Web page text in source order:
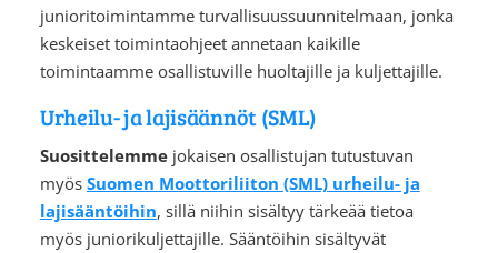
junioritoimintamme turvallisuussuunnitelmaan, jonka
keskeiset toimintaohjeet annetaan kaikille
toimintaamme osallistuville huoltajille ja kuljettajille.
Urheilu- ja lajisäännöt (SML)
Suosittelemme jokaisen osallistujan tutustuvan
myös Suomen Moottoriliiton (SML) urheilu- ja
lajisääntöihin, sillä niihin sisältyy tärkeää tietoa
myös juniorikuljettajille. Sääntöihin sisältyvät